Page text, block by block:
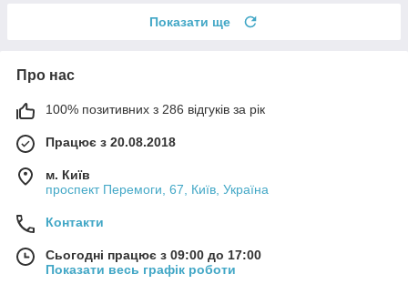
Показати ще
Про нас
100% позитивних з 286 відгуків за рік
Працює з 20.08.2018
м. Київ
проспект Перемоги, 67, Київ, Україна
Контакти
Сьогодні працює з 09:00 до 17:00
Показати весь графік роботи